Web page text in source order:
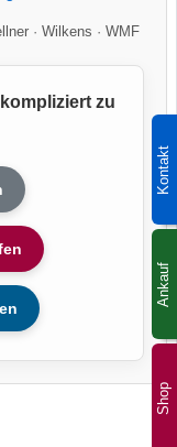
Shop
Kontakt
Ankauf
· Wilkens · WMF
zu